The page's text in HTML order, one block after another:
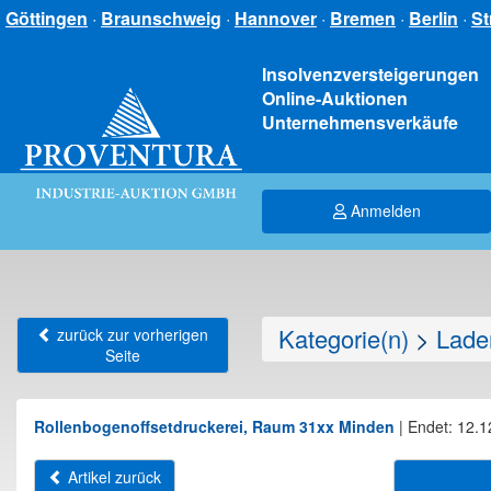
Göttingen · Braunschweig · Hannover · Bremen · Berlin ·
Insolvenzversteigerungen
Online-Auktionen
Unternehmensverkäufe
Anmelden
zurück zur vorherigen
Seite
Kategorie(n) >
Rollenbogenoffsetdruckerei, Raum 31xx Minden | Endet:
Artikel zurück